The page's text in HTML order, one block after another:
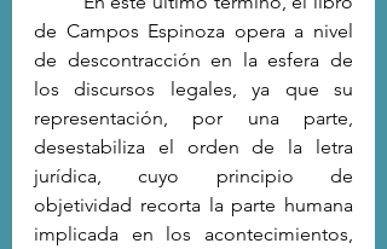
de Campos Espinoza opera a nivel
de descontracción en la esfera de
los discursos legales, ya que su
representación, por una parte,
desestabiliza el orden de la letra
jurídica, cuyo principio de
objetividad recorta la parte humana
implicada en los acontecimientos,